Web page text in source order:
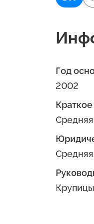
Год
2002